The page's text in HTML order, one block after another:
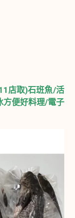
店取)石班魚/活
方便好料理/電子